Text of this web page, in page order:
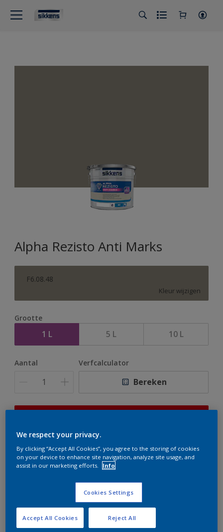
Alpha Rezisto Anti Marks
F6.08.48
Kleur wijzigen
Grootte
1 L 5 L 10 L
Aantal Verfcalculator
Bereken
er hard aan om de voorraad aan te vullen.
Boodschappenlijst
We respect your privacy.
By clicking “Accept All Cookies”, you agree to the storing of cookies
on your device to enhance site navigation, analyze site usage, and
assist in our marketing efforts.
Info
Cookies Settings
Reject All
Accept All Cookies